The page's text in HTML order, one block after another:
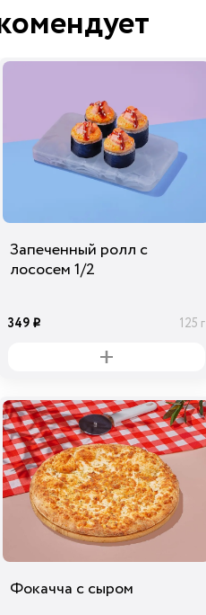
Запеченный ролл с
лососем 1/2
349 i 125 г
Фокачча с сыром